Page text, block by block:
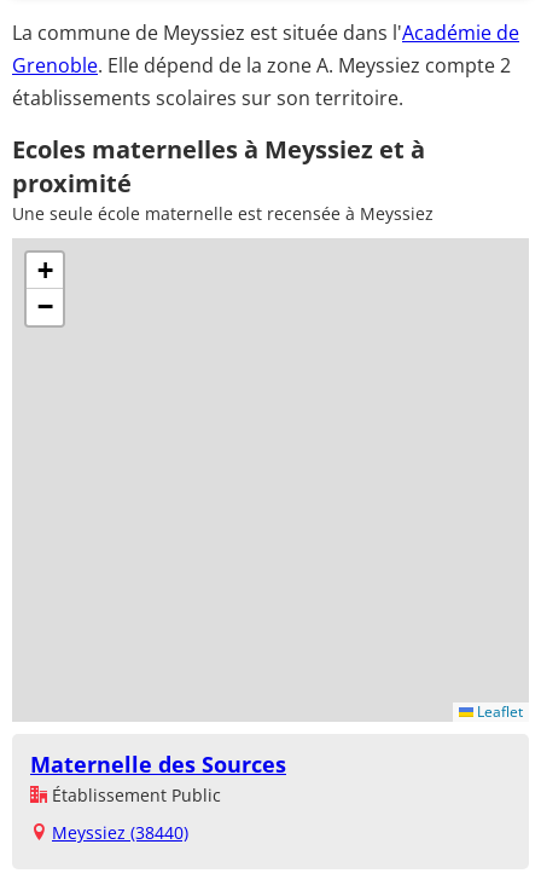
La commune de Meyssiez est située dans l'Académie de
Grenoble. Elle dépend de la zone A. Meyssiez compte 2
établissements scolaires sur son territoire.
Ecoles maternelles à Meyssiez et à
proximité
Une seule école maternelle est recensée à Meyssiez
+
−
Leaflet
Maternelle des Sources
Établissement Public
Meyssiez (38440)